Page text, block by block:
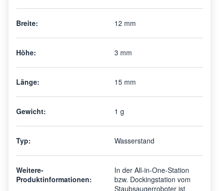
Breite: 12 mm
Höhe: 3 mm
Länge: 15 mm
Gewicht: 1 g
Typ: Wasserstand
Weitere-
Produktinformationen:
In der All-in-One-Station
bzw. Dockingstation vom
Staubsaugerroboter ist